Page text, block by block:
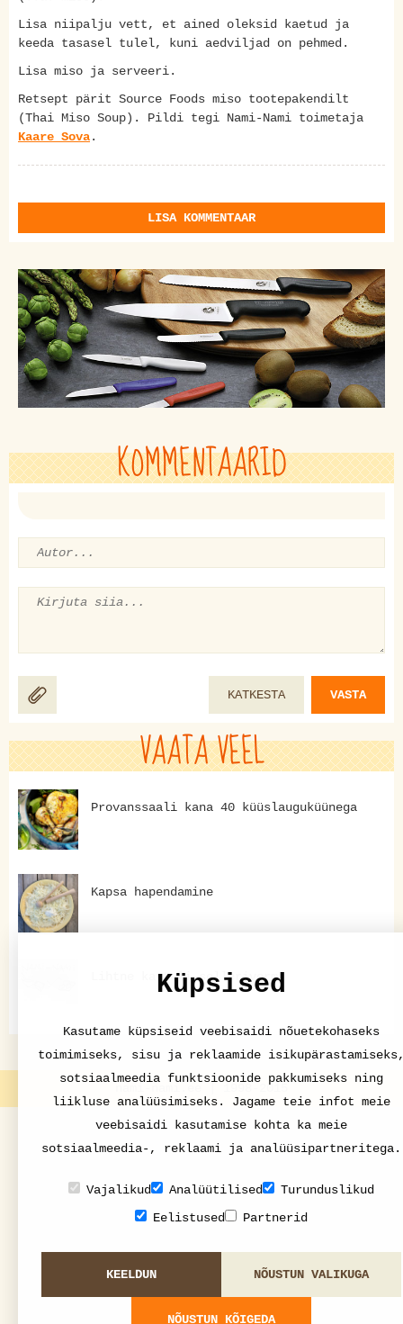
Lisa niipalju vett, et ained oleksid kaetud ja
keeda tasasel tulel, kuni aedviljad on pehmed.
Lisa miso ja serveeri.
Retsept pärit Source Foods miso tootepakendilt
(Thai Miso Soup). Pildi tegi Nami-Nami toimetaja
Kaare Sova.
LISA KOMMENTAAR
KOMMENTAARID
KATKESTA VASTA
VAATA VEEL
Provanssaali kana 40 küüslauguküünega
Kapsa hapendamine
Lihtne kartuli-sellerivorm
nami-nami.ee | 1998-2015
Küpsised
Kasutame küpsiseid veebisaidi nõuetekohaseks
toimimiseks, sisu ja reklaamide
sotsiaalmeedia funktsioonide pakkumiseks ning
liikluse analüüsimiseks. Jagame teie infot meie
veebisaidi kasutamise kohta ka meie
sotsiaalmeedia-, reklaami ja analüüsipartneritega.
Vajalikud Analüütilised
Turunduslikud
Eelistused
Partnerid
KEELDUN NÕUSTUN VALIKUGA
NÕUSTUN KÕIGEDA